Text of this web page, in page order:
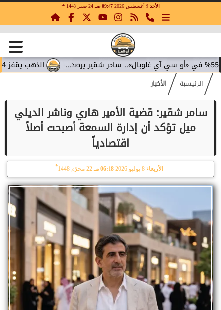
الأحد 9 أغسطس 2026 09:47 صـ 24 صفر 1448 هـ
الذهب يقفز 4.4% مع تراجع عوائد السندات.. سامر شقير يقرأ تحولات الاستثمار...
الرئيسية الأخبار
سامر شقير: قضية الأمير هاري وناشر الديلي
ميل تؤكد أن إدارة السمعة أصبحت أصلاً
اقتصادياً
الأربعاء 06:18 مـ 22 محرّم 1448
هـ